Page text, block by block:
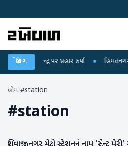
બ્રેકિંગ
કેન્દ્ર પર પ્રહાર કર્યા ● હિંમતનગરમાં
હોમ/#station
#station
રાષ્ટ્રીય